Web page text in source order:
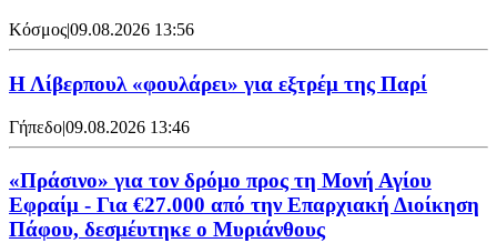
Κόσμος|09.08.2026 13:56
Η Λίβερπουλ «φουλάρει» για εξτρέμ της Παρί
Γήπεδο|09.08.2026 13:46
«Πράσινο» για τον δρόμο προς τη Μονή Αγίου
Εφραίμ - Για €27.000 από την Επαρχιακή Διοίκηση
Πάφου, δεσμέυτηκε ο Μυριάνθους